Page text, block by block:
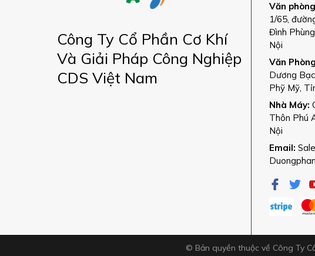
Công Ty Cổ Phần Cơ Khí
Và Giải Pháp Công Nghiệp
CDS Việt Nam
Văn
1/65,
Đình
Nội
Văn
Dương
Phỹ Mỹ,
Nhà Máy:
Thôn Phú
Nội
Email:
© Bản quyền thuộc về Công Ty